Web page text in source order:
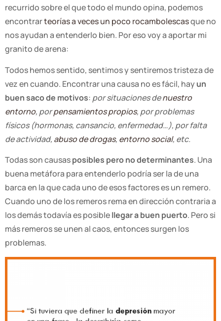
recurrido sobre el que todo el mundo opina, podemos
encontrarteorías a veces un poco rocambolescasque no
nos ayudan a entenderlo bien. Por eso voy a aportar mi
granito de arena:
Todos hemos sentido, sentimos y sentiremos tristeza de
vez en cuando. Encontrar una causa no es fácil, hayun
buen saco de motivos: por situaciones denuestro
entorno, porpensamientos propios, por problemas
físicos (hormonas, cansancio, enfermedad…), por falta
de actividad, abuso de drogas, entorno social, etc.
Todas son causasposibles pero no determinantes. Una
buena metáfora para entenderlo podría ser la de una
barca en la que cada uno de esos factores es un remero.
Cuando uno de los remeros rema en dirección contraria a
los demás todavía es posiblellegar a buen puerto. Pero si
más remeros se unen al caos, entonces surgen los
problemas.